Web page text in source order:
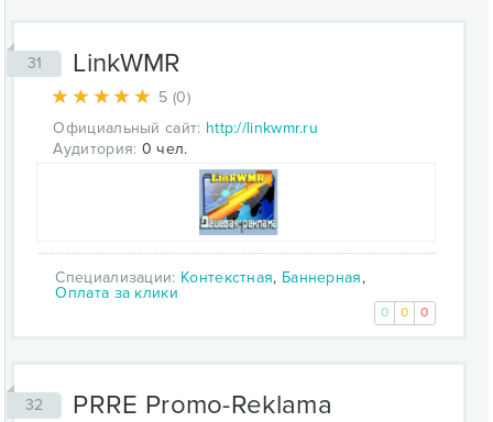
31 LinkWMR
5 (0)
Официальный сайт: http://linkwmr.ru
Аудитория: 0 чел.
Специализации: Контекстная, Баннерная,
Оплата за клики
0 0 0
32 PRRE Promo-Reklama